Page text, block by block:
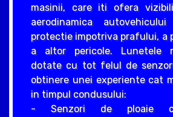
masinii, care iti ofera
aerodinamica
protectie impotriva prafului, a
a altor pericole. Lunetele
dotate cu tot felul de
obtinere unei experiente cat
in timpul condusului:
- Senzori de ploaie